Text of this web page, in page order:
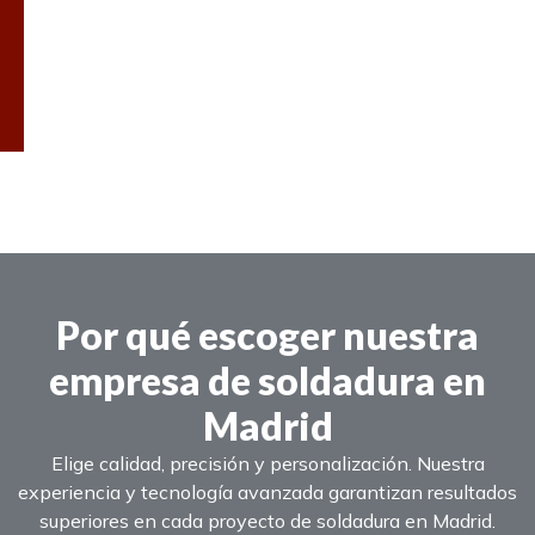
Por qué escoger nuestra
empresa de soldadura en
Madrid
Elige calidad, precisión y personalización. Nuestra
experiencia y tecnología avanzada garantizan resultados
superiores en cada proyecto de soldadura en Madrid.